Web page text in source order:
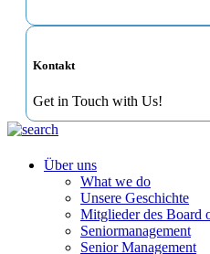
Kontakt
Get in Touch with Us!
Über uns
What we do
Unsere Geschichte
Mitglieder des Board
Seniormanagement
Senior Management